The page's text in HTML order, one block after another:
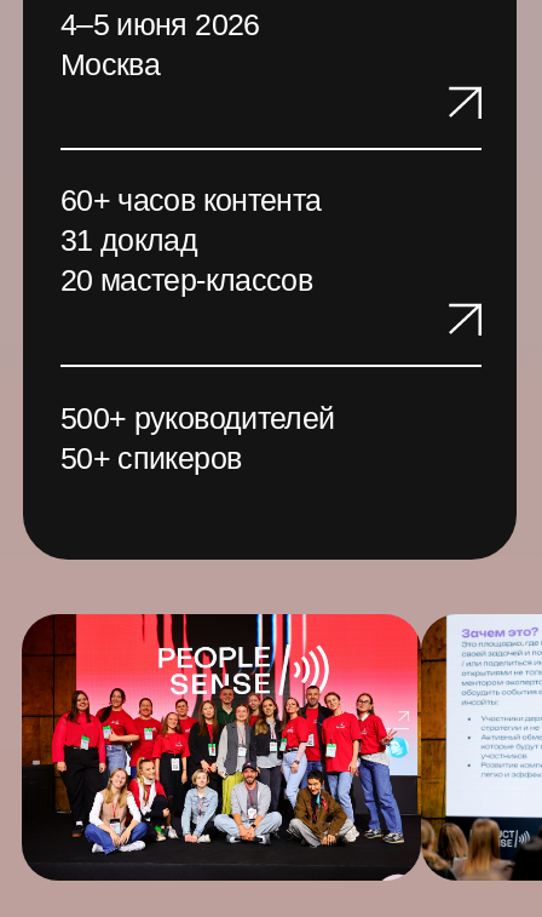
50+ спикеров
Полезно для тех, кто
управляет командами,
проектами или
собственным бизнесом
Менеджерам
Поможем эффективно управлять
командами без выгорания
Руководителям
Расскажем, как наладить устойчивые
процессы и поставить цели